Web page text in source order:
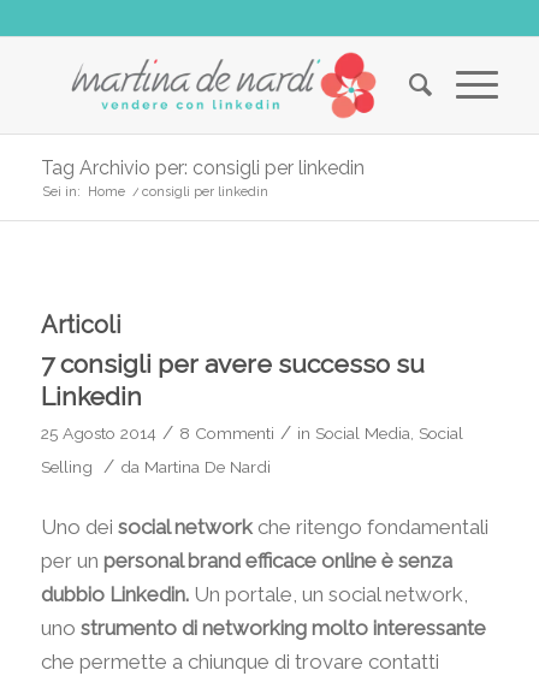
Tag Archivio per: consigli per linkedin
Sei in: Home / consigli per linkedin
Articoli
7 consigli per avere successo su
Linkedin
25 Agosto 2014 / 8 Commenti / in Social Media Social
Selling
/ da Martina De Nardi
Uno dei social networkche ritengo fondamentali
per un personal brand efficace online è senza
dubbio Linkedin. Un portale, un social network,
uno strumento di networking molto interessante
che permette a chiunque di trovare contatti